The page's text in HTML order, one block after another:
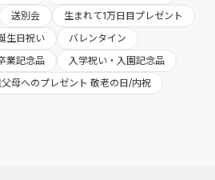
送別会
生まれて1万日目プレゼント
生日祝い
バレンタイン
業記念品
入学祝い・入園記念品
父母へのプレゼント 敬老の日/内祝